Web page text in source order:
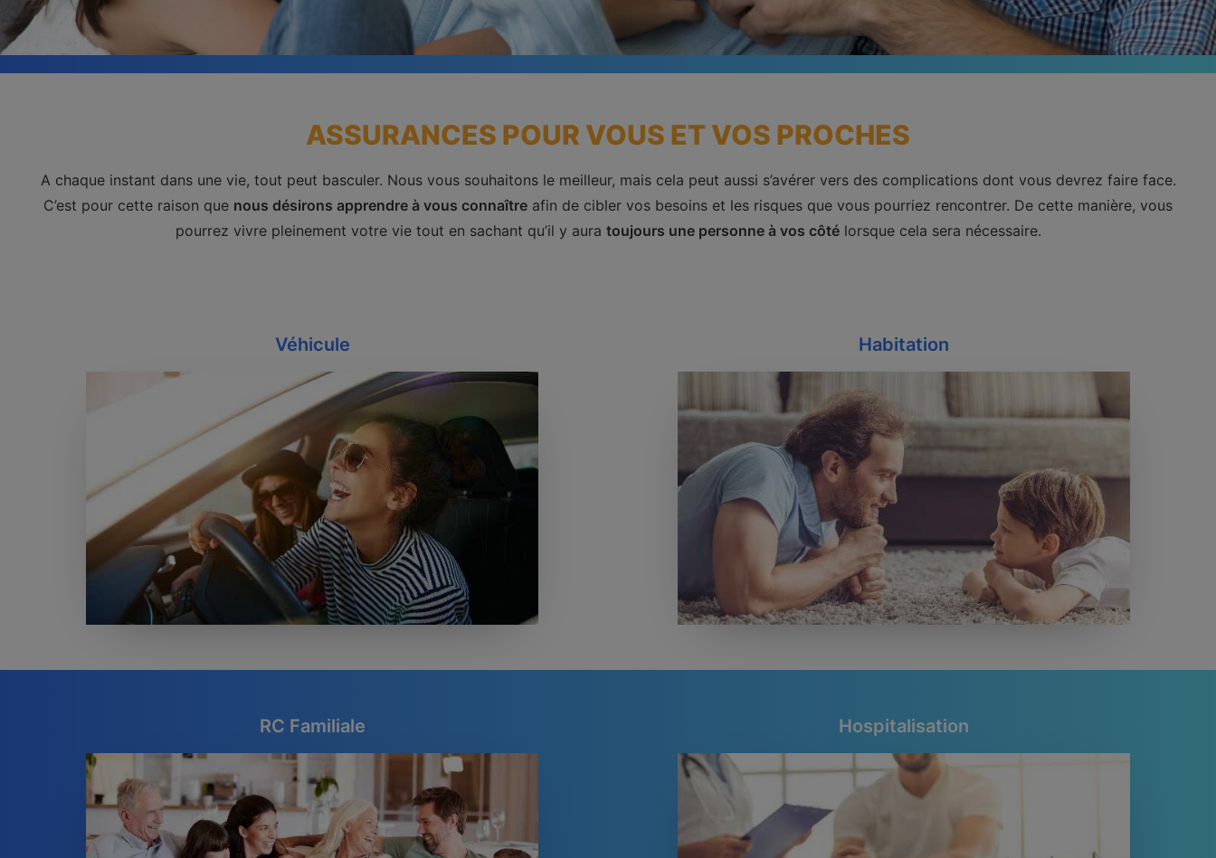
ASSURANCES POUR VOUS ET VOS PROCHES
A chaque instant dans une vie, tout peut basculer. Nous vous souhaitons le meilleur, mais cela peut aussi s’avérer vers des complications dont vous devrez faire face.
C’est pour cette raison que nous désirons apprendre à vous connaître afin de cibler vos besoins et les risques que vous pourriez rencontrer. De cette manière, vous
pourrez vivre pleinement votre vie tout en sachant qu’il y aura toujours une personne à vos côtélorsque cela sera nécessaire.
Véhicule Habitation
RC Familiale Hospitalisation